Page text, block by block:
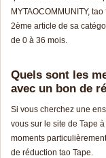
MYTAOCOMMUNITY,
2ème article de sa
de 0 à 36 mois.
Quels sont les
avec un bon de
Si vous cherchez une
vous sur le site de Tape
moments
de réduction tao Tape.